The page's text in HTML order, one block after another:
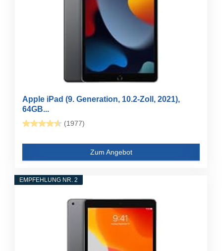
Apple iPad (9. Generation, 10.2-Zoll, 2021),
64GB...
(1977)
Zum Angebot
EMPFEHLUNG NR. 2